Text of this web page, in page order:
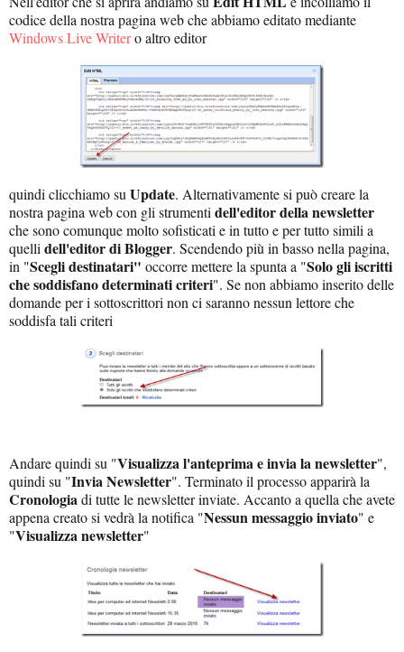
codice della nostra pagina web che abbiamo editato mediante
Windows Live Writero altro editor
quindi clicchiamo suUpdate. Alternativamente si può creare la
nostra pagina web con gli strumentidell'editor della newsletter
che sono comunque molto sofisticati e in tutto e per tutto simili a
quellidell'editor di Blogger. Scendendo più in basso nella pagina,
in "Scegli destinatari" occorre mettere la spunta a "Solo gli iscritti
che soddisfano determinati criteri". Se non abbiamo inserito delle
domande per i sottoscrittori non ci saranno nessun lettore che
soddisfa tali criteri
Andare quindi su "Visualizza l'anteprima e invia la newsletter",
quindi su "Invia Newsletter". Terminato il processo apparirà la
Cronologiadi tutte le newsletter inviate. Accanto a quella che avete
appena creato si vedrà la notifica "Nessun messaggio inviato" e
"Visualizza newsletter"